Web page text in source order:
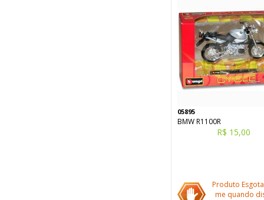
05895
BMW R1100R
R$ 15,00
Produto
me quando